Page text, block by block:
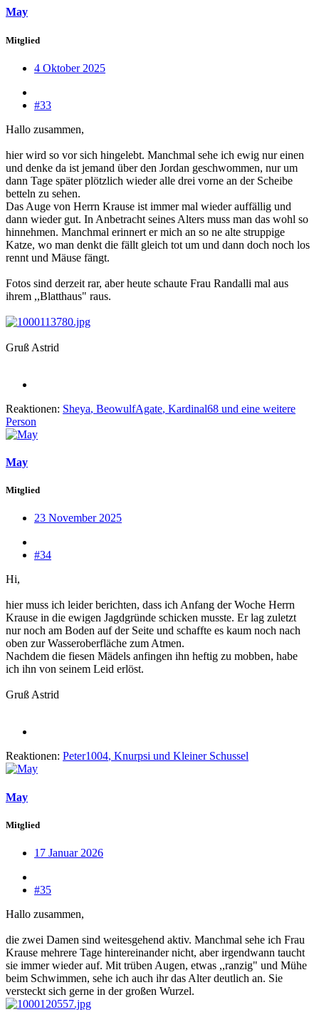
May
Mitglied
4 Oktober 2025
#33
Hallo zusammen,
hier wird so vor sich hingelebt. Manchmal sehe ich ewig nur einen
und denke da ist jemand über den Jordan geschwommen, nur um
dann Tage später plötzlich wieder alle drei vorne an der Scheibe
betteln zu sehen.
Das Auge von Herrn Krause ist immer mal wieder auffällig und
dann wieder gut. In Anbetracht seines Alters muss man das wohl so
hinnehmen. Manchmal erinnert er mich an so ne alte struppige
Katze, wo man denkt die fällt gleich tot um und dann doch noch los
rennt und Mäuse fängt.
Fotos sind derzeit rar, aber heute schaute Frau Randalli mal aus
ihrem ,,Blatthaus" raus.
Gruß Astrid
Reaktionen: Sheya, BeowulfAgate, Kardinal68 und eine weitere
Person
May
Mitglied
23 November 2025
#34
Hi,
hier muss ich leider berichten, dass ich Anfang der Woche Herrn
Krause in die ewigen Jagdgründe schicken musste. Er lag zuletzt
nur noch am Boden auf der Seite und schaffte es kaum noch nach
oben zur Wasseroberfläche zum Atmen.
Nachdem die fiesen Mädels anfingen ihn heftig zu mobben, habe
ich ihn von seinem Leid erlöst.
Gruß Astrid
Reaktionen: Peter1004, Knurpsi und Kleiner Schussel
May
Mitglied
17 Januar 2026
#35
Hallo zusammen,
die zwei Damen sind weitesgehend aktiv. Manchmal sehe ich Frau
Krause mehrere Tage hintereinander nicht, aber irgendwann taucht
sie immer wieder auf. Mit trüben Augen, etwas ,,ranzig" und Mühe
beim Schwimmen, sehe ich auch ihr das Alter deutlich an. Sie
versteckt sich gerne in der großen Wurzel.